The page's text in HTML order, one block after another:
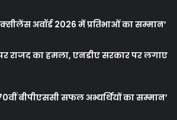
अवॉर्ड 2026 में प्रतिभाओं का सम्मान’
राजद का हमला, एनडीए सरकार पर लगाए
बीपीएससी सफल अभ्यर्थियों का सम्मान’